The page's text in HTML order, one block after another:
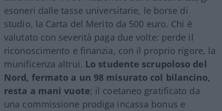
esoneri dalle tasse universitarie, le borse di
studio, la Carta del Merito da 500 euro. Chi è
valutato con severità paga due volte: perde il
riconoscimento e finanzia, con il proprio rigore, la
munificenza altrui. Lo studente scrupoloso del
Nord, fermato a un 98 misurato col bilancino,
resta a mani vuote; il coetaneo gratificato da
una commissione prodiga incassa bonus e